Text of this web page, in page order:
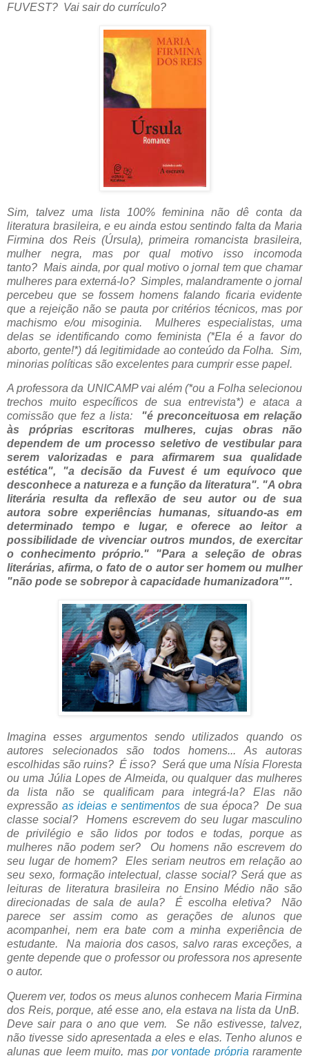
FUVEST? Vai sair do currículo?
Sim, talvez uma lista 100% feminina não dê conta da
literatura brasileira, e eu ainda estou sentindo falta da Maria
Firmina dos Reis (Úrsula), primeira romancista brasileira,
mulher negra, mas por qual motivo isso incomoda
tanto?Mais ainda, por qual motivo o jornal tem que chamar
mulheres para externá-lo? Simples, malandramente o jornal
percebeu que se fossem homens falando ficaria evidente
que a rejeição não se pauta por critérios técnicos, mas por
machismo e/ou misoginia. Mulheres especialistas, uma
delas se identificando como feminista (*Ela é a favor do
aborto, gente!*) dá legitimidade ao conteúdo da Folha. Sim,
minorias políticas são excelentes para cumprir esse papel.
A professora da UNICAMP vai além (*ou a Folha selecionou
trechos muito específicos de sua entrevista*) e ataca a
comissão que fez a lista:
"é preconceituosa em relação
às próprias escritoras mulheres, cujas obras não
dependem de um processo seletivo de vestibular para
serem valorizadas e para afirmarem sua qualidade
estética", "a decisão da Fuvest é um equívoco que
desconhece a natureza e a função da literatura". "A obra
literária resulta da reflexão de seu autor ou de sua
autora sobre experiências humanas, situando-as em
determinado tempo e lugar, e oferece ao leitor a
possibilidade de vivenciar outros mundos, de exercitar
o conhecimento próprio." "Para a seleção de obras
literárias, afirma, o fato de o autor ser homem ou mulher
"não pode se sobrepor à capacidade humanizadora"".
Imagina esses argumentos sendo utilizados quando os
autores selecionados são todos homens... As autoras
escolhidas são ruins? É isso? Será que uma Nísia Floresta
ou uma Júlia Lopes de Almeida, ou qualquer das mulheres
da lista não se qualificam para integrá-la? Elas não
expressão as ideias e sentimentos de sua época? De sua
classe social? Homens escrevem do seu lugar masculino
de privilégio e são lidos por todos e todas, porque as
mulheres não podem ser? Ou homens não escrevem do
seu lugar de homem? Eles seriam neutros em relação ao
seu sexo, formação intelectual, classe social? Será que as
leituras de literatura brasileira no Ensino Médio não são
direcionadas de sala de aula? É escolha eletiva? Não
parece ser assim como as gerações de alunos que
acompanhei, nem era bate com a minha experiência de
estudante. Na maioria dos casos, salvo raras exceções, a
gente depende que o professor ou professora nos apresente
o autor.
Querem ver, todos os meus alunos conhecem Maria Firmina
dos Reis, porque, até esse ano, ela estava na lista da UnB.
Deve sair para o ano que vem. Se não estivesse, talvez,
não tivesse sido apresentada a eles e elas. Tenho alunos e
alunas que leem muito, mas por vontade própria raramente